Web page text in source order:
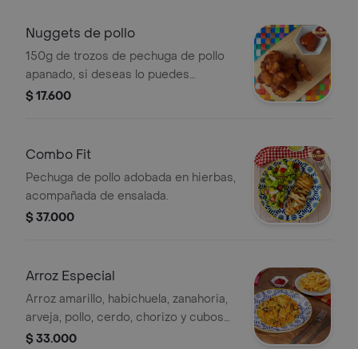
Nuggets de pollo
150g de trozos de pechuga de pollo
apanado, si deseas lo puedes
agrandar con papa a la fransesa.
$ 17.600
Combo Fit
Pechuga de pollo adobada en hierbas,
acompañada de ensalada.
$ 37.000
Arroz Especial
Arroz amarillo, habichuela, zanahoria,
arveja, pollo, cerdo, chorizo y cubos
de plátano maduro.
$ 33.000